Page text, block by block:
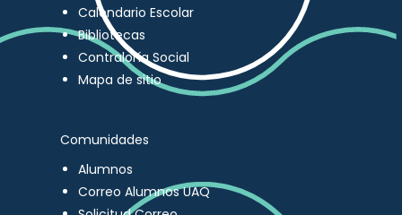
Calendario Escolar
Bibliotecas
Contraloría Social
Mapa de sitio
Comunidades
Alumnos
Correo Alumnos UAQ